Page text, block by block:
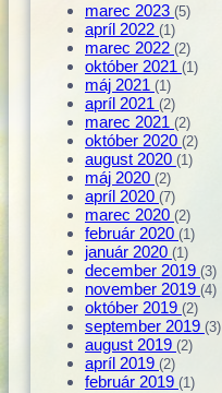
marec 2023 (5)
apríl 2022 (1)
marec 2022 (2)
október 2021 (1)
máj 2021 (1)
apríl 2021 (2)
marec 2021 (2)
október 2020 (2)
august 2020 (1)
máj 2020 (2)
apríl 2020 (7)
marec 2020 (2)
február 2020 (1)
január 2020 (1)
december 2019 (3)
november 2019 (4)
október 2019 (2)
september 2019 (3)
august 2019 (2)
apríl 2019 (2)
február 2019 (1)